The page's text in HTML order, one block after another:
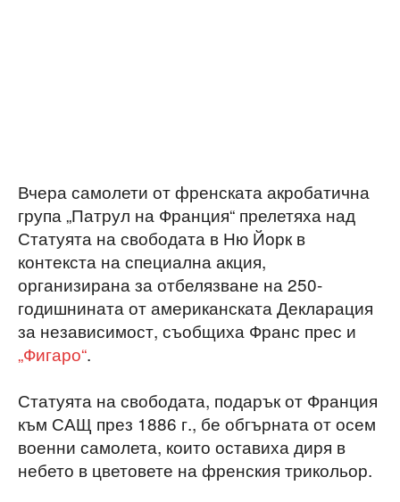
Вчера самолети от френската акробатична
група „Патрул на Франция“ прелетяха над
Статуята на свободата в Ню Йорк в
контекста на специална акция,
организирана за отбелязване на 250-
годишнината от американската Декларация
за независимост, съобщиха Франс прес и
„Фигаро“.
Статуята на свободата, подарък от Франция
към САЩ през 1886 г., бе обгърната от осем
военни самолета, които оставиха диря в
небето в цветовете на френския трикольор.